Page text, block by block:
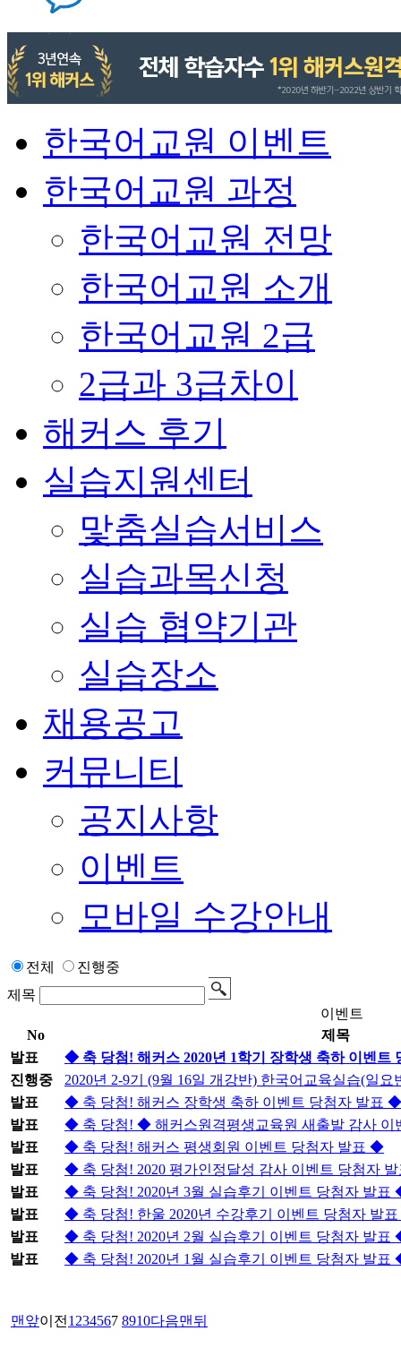
한국어교원 이벤트
한국어교원 과정
한국어교원 전망
한국어교원 소개
한국어교원 2급
2급과 3급차이
해커스 후기
실습지원센터
맟춤실습서비스
실습과목신청
실습 협약기관
실습장소
채용공고
커뮤니티
공지사항
이벤트
모바일 수강안내
전체
진행중
제목
이벤트
No
제목
발표
◆ 축 당첨! 해커스 2020년 1학기 장학생 축하 이벤트
진행중
2020년 2-9기 (9월 16일 개강반) 한국어교육실습(일요
발표
◆ 축 당첨! 해커스 장학생 축하 이벤트 당첨자 발표 ◆
발표
◆ 축 당첨! ◆ 해커스원격평생교육원 새출발 감사 이
발표
◆ 축 당첨! 해커스 평생회원 이벤트 당첨자 발표 ◆
발표
◆ 축 당첨! 2020 평가인정달성 감사 이벤트 당첨자
발표
◆ 축 당첨! 2020년 3월 실습후기 이벤트 당첨자 발표
발표
◆ 축 당첨! 한울 2020년 수강후기 이벤트 당첨자 발
발표
◆ 축 당첨! 2020년 2월 실습후기 이벤트 당첨자 발표
발표
◆ 축 당첨! 2020년 1월 실습후기 이벤트 당첨자 발표
맨앞이전 1 234567 8910다음맨뒤